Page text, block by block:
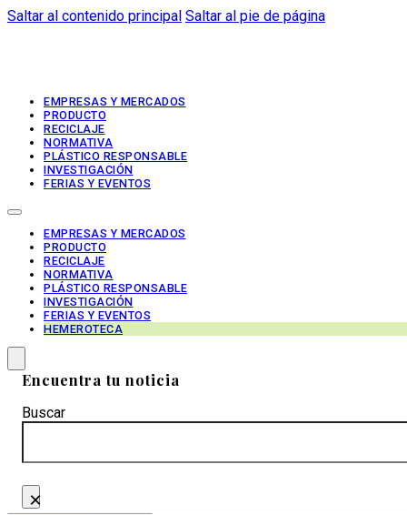
Saltar al contenido principal Saltar al pie de página
EMPRESAS Y MERCADOS
PRODUCTO
RECICLAJE
NORMATIVA
PLÁSTICO RESPONSABLE
INVESTIGACIÓN
FERIAS Y EVENTOS
EMPRESAS Y MERCADOS
PRODUCTO
RECICLAJE
NORMATIVA
PLÁSTICO RESPONSABLE
INVESTIGACIÓN
FERIAS Y EVENTOS
HEMEROTECA
Encuentra tu noticia
Buscar
×